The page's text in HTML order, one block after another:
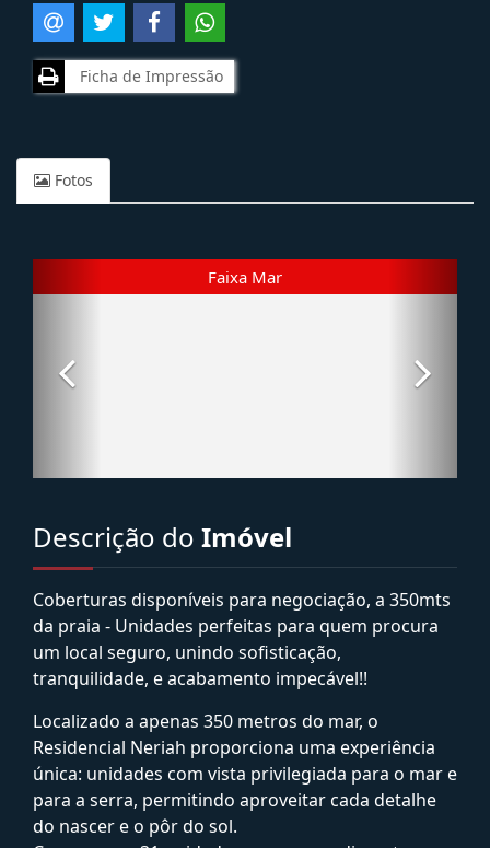
Ficha de Impressão
Fotos
Descrição do Imóvel
Coberturas disponíveis para negociação, a 350mts
da praia - Unidades perfeitas para quem procura
um local seguro, unindo sofisticação,
tranquilidade, e acabamento impecável!!
Localizado a apenas 350 metros do mar, o
Residencial Neriah proporciona uma experiência
única: unidades com vista privilegiada para o mar e
para a serra, permitindo aproveitar cada detalhe
do nascer e o pôr do sol.